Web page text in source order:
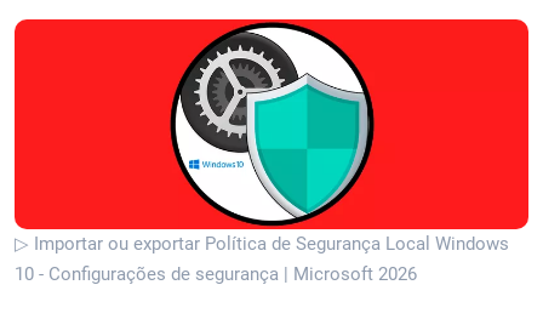
▷ Importar ou exportar Política de Segurança Local Windows
10 - Configurações de segurança | Microsoft 2026